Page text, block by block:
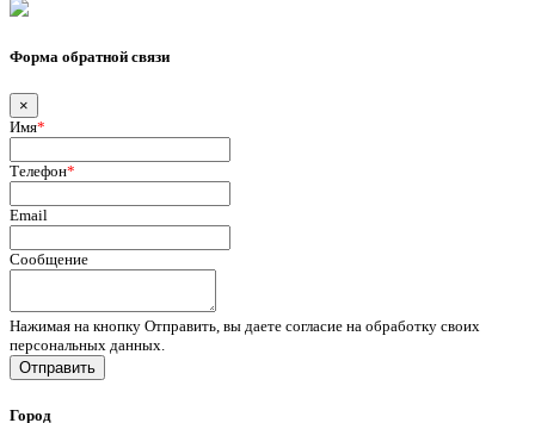
Форма обратной связи
×
Имя*
Телефон*
Email
Сообщение
Нажимая на кнопку Отправить, вы даете согласие на обработку своих
персональных данных.
Отправить
Город